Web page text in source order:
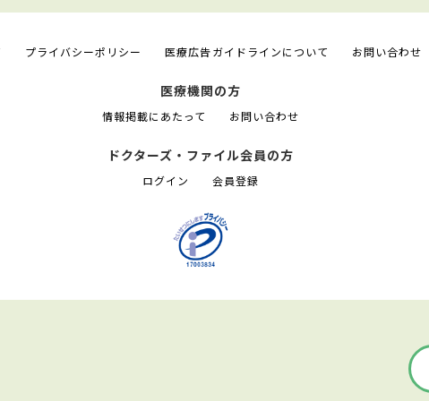
プライバシーポリシー 医療広告ガイドラインについて お問い合わせ
医療機関の方
情報掲載にあたって お問い合わせ
ドクターズ・ファイル会員の方
ログイン 会員登録